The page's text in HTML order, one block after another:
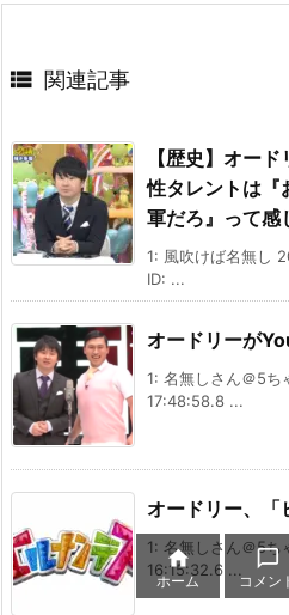
 関連記事
【歴史】オー
性タレントは『
軍だろ』って感
1: 風吹けば名無し
ID: ...
オードリーが
1: 名無しさん＠5
17:48:58.8 ...
オードリー、「
1: 名無しさん＠5
16:15:32.6 ...

ホーム

コメン